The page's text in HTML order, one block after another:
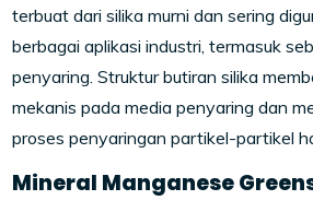
terbuat dari silika murni dan sering
berbagai aplikasi industri, termasuk
penyaring. Struktur butiran silika
mekanis pada media penyaring dan
proses penyaringan partikel-partikel
Mineral Manganese